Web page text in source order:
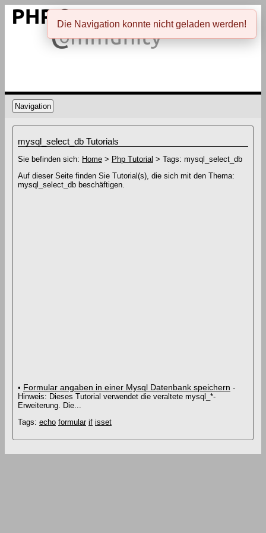
Navigation
mysql_select_db Tutorials
Sie befinden sich: Home > Php Tutorial > Tags: mysql_select_db
Auf dieser Seite finden Sie Tutorial(s), die sich mit den Thema:
mysql_select_db beschäftigen.
• Formular angaben in einer Mysql Datenbank speichern -
Hinweis: Dieses Tutorial verwendet die veraltete mysql_*-
Erweiterung. Die...
Tags: echo formular if isset
Die Navigation konnte nicht geladen werden!